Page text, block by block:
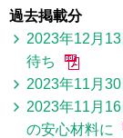
過去掲載分
2023年12月
待ち
2023年11月
2023年11月
の安心材料に